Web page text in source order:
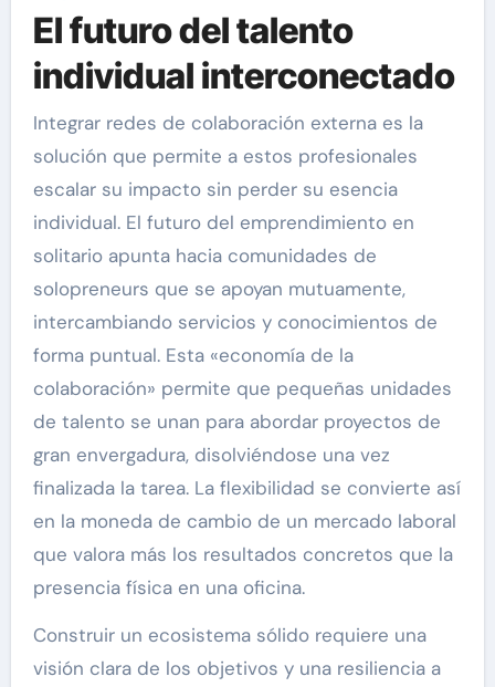
El futuro del talento
individual interconectado
Integrar redes de colaboración externa es la
solución que permite a estos profesionales
escalar su impacto sin perder su esencia
individual. El futuro del emprendimiento en
solitario apunta hacia comunidades de
solopreneurs que se apoyan mutuamente,
intercambiando servicios y conocimientos de
forma puntual. Esta «economía de la
colaboración» permite que pequeñas unidades
de talento se unan para abordar proyectos de
gran envergadura, disolviéndose una vez
finalizada la tarea. La flexibilidad se convierte así
en la moneda de cambio de un mercado laboral
que valora más los resultados concretos que la
presencia física en una oficina.
Construir un ecosistema sólido requiere una
visión clara de los objetivos y una resiliencia a